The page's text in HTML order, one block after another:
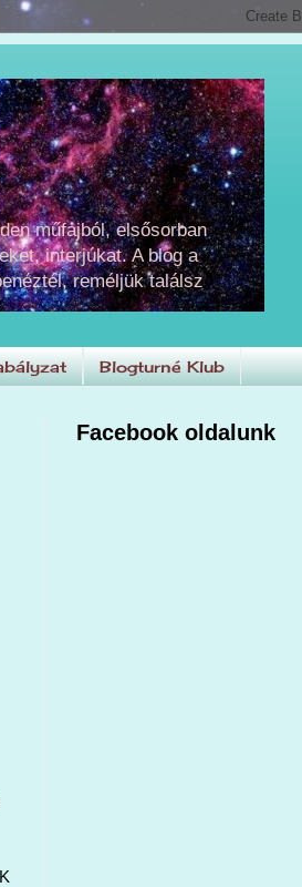
műfajból, elsősorban
interjúkat. A blog a
reméljük találsz
Blogturné Klub
Facebook oldalunk